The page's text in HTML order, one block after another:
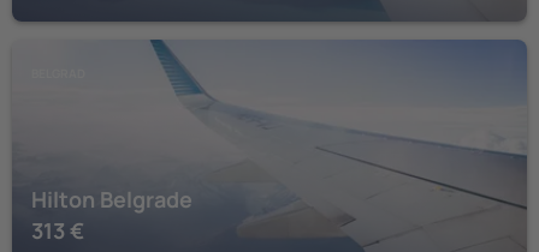
Hilton Belgrade
313 €